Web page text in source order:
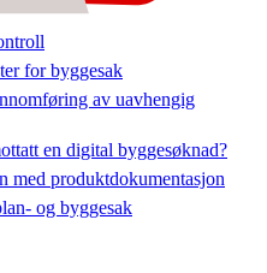
for byggesak
av uavhengig
en digital byggesøknad?
med produktdokumentasjon
og byggesak